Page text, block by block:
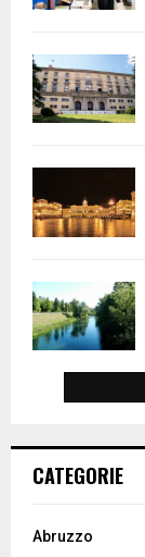
CATEGORIE
Abruzzo